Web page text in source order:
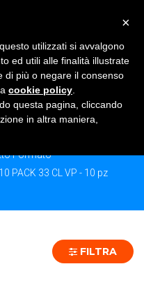
10 PACK 33
PZ
Formato
PACK 33 CL VP - 10 pz
FILTRA
×
utilizzati si avvalgono
ed utili alle finalità illustrate
di più o negare il consenso
cookie policy
questa pagina, cliccando
in altra maniera,